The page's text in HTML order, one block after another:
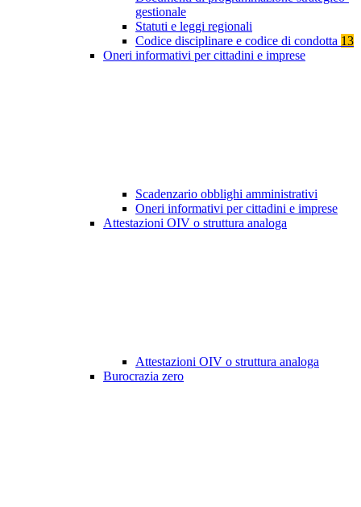
gestionale
Statuti e leggi regionali
Codice disciplinare e codice di condotta 13
Oneri informativi per cittadini e imprese
Scadenzario obblighi amministrativi
Oneri informativi per cittadini e imprese
Attestazioni OIV o struttura analoga
Attestazioni OIV o struttura analoga
Burocrazia zero